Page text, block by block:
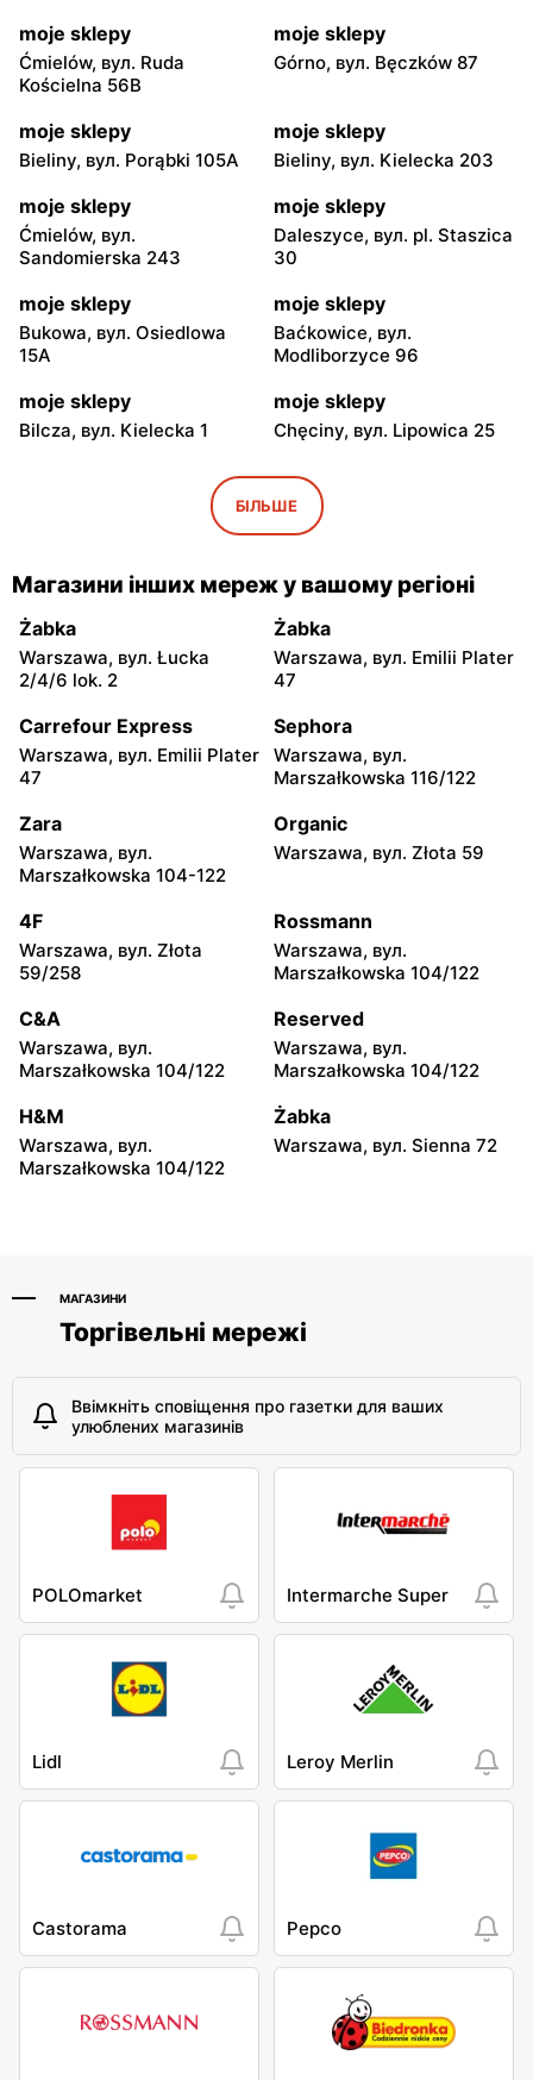
moje sklepy
Ćmielów, вул. Ruda
Kościelna 56B
moje sklepy
Górno, вул. Bęczków 87
moje sklepy
Bieliny, вул. Porąbki 105A
moje sklepy
Bieliny, вул. Kielecka 203
moje sklepy
Ćmielów, вул.
Sandomierska 243
moje sklepy
Daleszyce, вул. pl. Staszica
30
moje sklepy
Bukowa, вул. Osiedlowa
15A
moje sklepy
Baćkowice, вул.
Modliborzyce 96
moje sklepy
Bilcza, вул. Kielecka 1
moje sklepy
Chęciny, вул. Lipowica 25
Iwaniska, вул. Ujazdowska
moje sklepy
Bogoria, вул. Rynek 30
moje sklepy
Gorzyce, вул. Szkolna 44 Grębów, вул. Wydrza 180
moje sklepy
Jadachy, вул. Jadachy 111
moje sklepy
Jeżowe, вул. Zalesie 77
moje sklepy
Kazimierza Wielka, вул.
Kolejowa 15
moje sklepy
Kamień, вул. Błonie 23
moje sklepy
Górki, вул. Górki 71
moje sklepy
Gumniska, вул. Gumniska
moje sklepy
Iwierzyce, вул. Iwierzyce
152A
moje sklepy
Tczew, вул. Franciszka
Żwirki 61
moje sklepy
Hyżne, вул. Hyżne 100
moje sklepy
Jarosław, вул. Pełkińska
147
moje sklepy
Niebylec, вул. Niebylec 139
moje sklepy
Opole, вул. Grudzicka 45
БІЛЬШЕ
Магазини інших мереж у вашому регіоні
Żabka
Warszawa, вул. Łucka
2/4/6 lok. 2
Żabka
Warszawa, вул. Emilii Plater
47
Carrefour Express
Warszawa, вул. Emilii Plater
47
Sephora
Warszawa, вул.
Marszałkowska 116/122
Zara
Warszawa, вул.
Marszałkowska 104-122
Organic
Warszawa, вул. Złota 59
4F
Warszawa, вул. Złota
59/258
Rossmann
Warszawa, вул.
Marszałkowska 104/122
C&A
Warszawa, вул.
Marszałkowska 104/122
Reserved
Warszawa, вул.
Marszałkowska 104/122
H&M
Warszawa, вул.
Marszałkowska 104/122
Żabka
Warszawa, вул. Sienna 72
МАГАЗИНИ
Торгівельні мережі
Ввімкніть сповіщення про газетки для ваших
улюблених магазинів
POLOmarket Intermarche Super
Lidl Leroy Merlin
Castorama Pepco